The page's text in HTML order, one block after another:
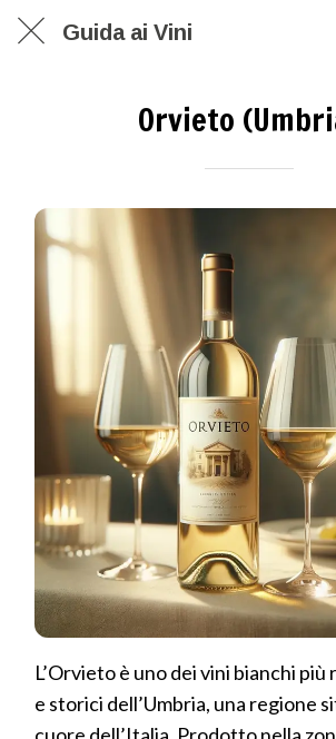
Guida ai Vini
Orvieto
L’Orvieto è uno dei vini bianchi
e storici dell’Umbria, una regione
cuore dell’Italia. Prodotto nella